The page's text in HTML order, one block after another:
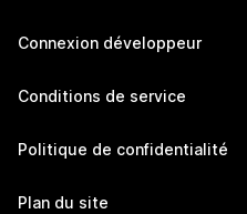
Connexion développeur
Conditions de service
Politique de confidentialité
Plan du site